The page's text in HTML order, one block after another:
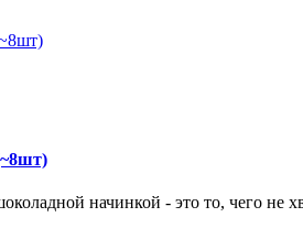
начинкой - это то, чего не